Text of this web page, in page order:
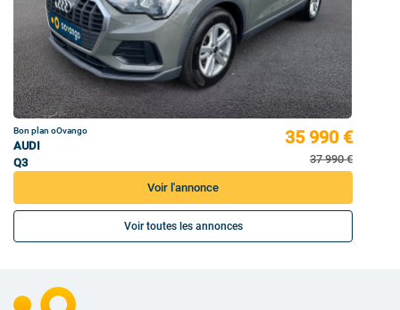
Bon plan oOvango
AUDI
Q3
35 990 €
37 990 €
Voir l'annonce
Voir toutes les annonces